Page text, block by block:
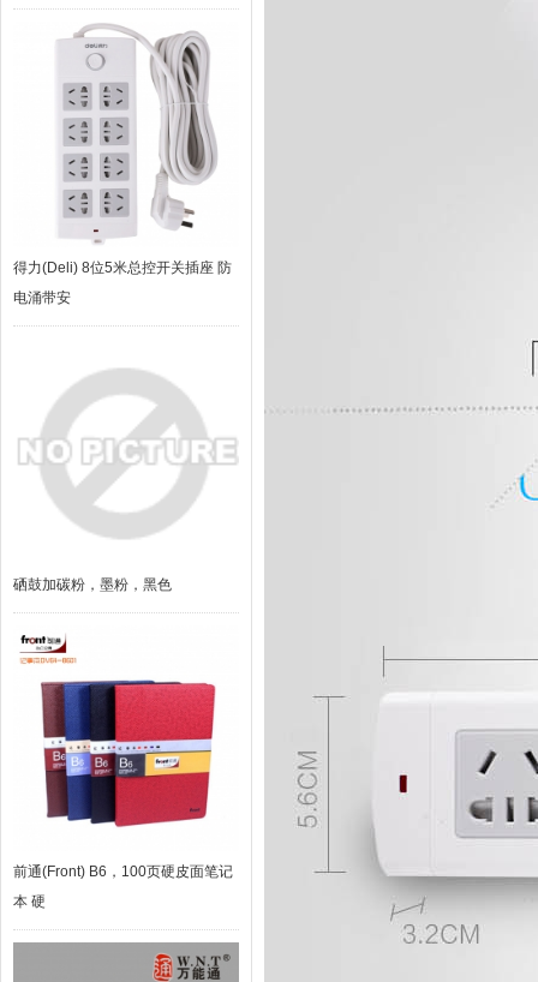
得力(Deli) 8位5米总控开关插座 防
电涌带安
硒鼓加碳粉，墨粉，黑色
前通(Front) B6，100页硬皮面笔记
本 硬